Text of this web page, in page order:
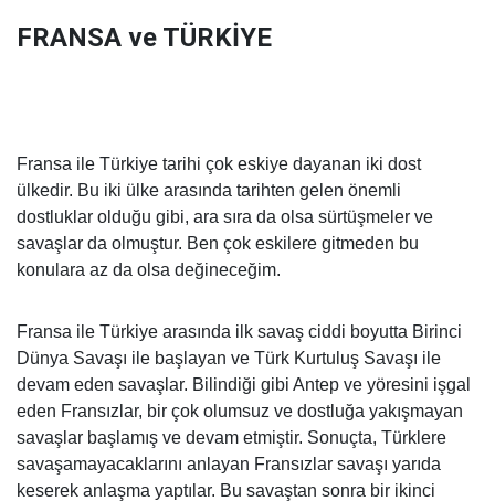
FRANSA ve TÜRKİYE
Fransa ile Türkiye tarihi çok eskiye dayanan iki dost
ülkedir. Bu iki ülke arasında tarihten gelen önemli
dostluklar olduğu gibi, ara sıra da olsa sürtüşmeler ve
savaşlar da olmuştur. Ben çok eskilere gitmeden bu
konulara az da olsa değineceğim.
Fransa ile Türkiye arasında ilk savaş ciddi boyutta Birinci
Dünya Savaşı ile başlayan ve Türk Kurtuluş Savaşı ile
devam eden savaşlar. Bilindiği gibi Antep ve yöresini işgal
eden Fransızlar, bir çok olumsuz ve dostluğa yakışmayan
savaşlar başlamış ve devam etmiştir. Sonuçta, Türklere
savaşamayacaklarını anlayan Fransızlar savaşı yarıda
keserek anlaşma yaptılar. Bu savaştan sonra bir ikinci